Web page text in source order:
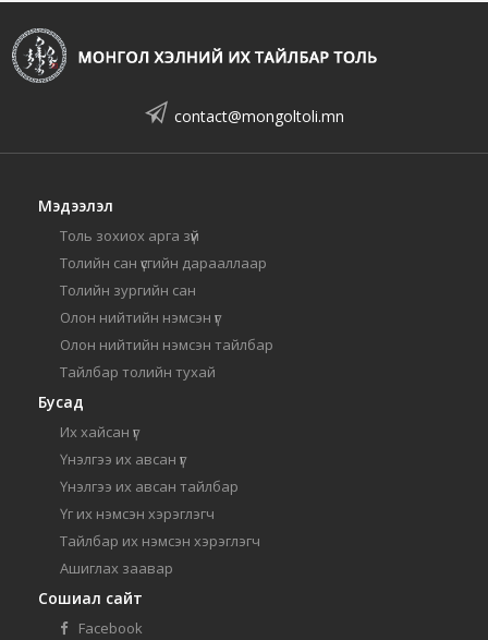
contact@mongoltoli.mn
Мэдээлэл
Толь зохиох арга зүй
Толийн сан үсгийн дарааллаар
Толийн зургийн сан
Олон нийтийн нэмсэн үг
Олон нийтийн нэмсэн тайлбар
Тайлбар толийн тухай
Бусад
Их хайсан үг
Үнэлгээ их авсан үг
Үнэлгээ их авсан тайлбар
Үг их нэмсэн хэрэглэгч
Тайлбар их нэмсэн хэрэглэгч
Ашиглах заавар
Сошиал сайт
Facebook